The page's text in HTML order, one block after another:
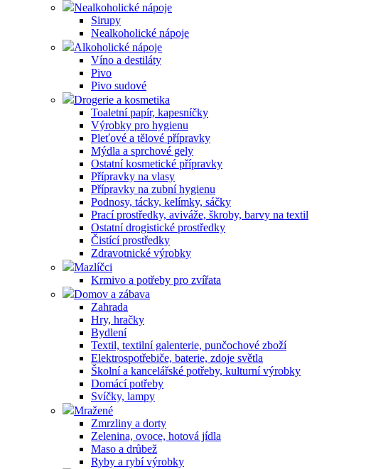
Nealkoholické nápoje
Sirupy
Nealkoholické nápoje
Alkoholické nápoje
Víno a destiláty
Pivo
Pivo sudové
Drogerie a kosmetika
Toaletní papír, kapesníčky
Výrobky pro hygienu
Pleťové a tělové přípravky
Mýdla a sprchové gely
Ostatní kosmetické přípravky
Přípravky na vlasy
Přípravky na zubní hygienu
Podnosy, tácky, kelímky, sáčky
Prací prostředky, aviváže, škroby, barvy na textil
Ostatní drogistické prostředky
Čistící prostředky
Zdravotnické výrobky
Mazlíčci
Krmivo a potřeby pro zvířata
Domov a zábava
Zahrada
Hry, hračky
Bydlení
Textil, textilní galenterie, punčochové zboží
Elektrospotřebiče, baterie, zdoje světla
Školní a kancelářské potřeby, kulturní výrobky
Domácí potřeby
Svíčky, lampy
Mražené
Zmrzliny a dorty
Zelenina, ovoce, hotová jídla
Maso a drůbež
Ryby a rybí výrobky